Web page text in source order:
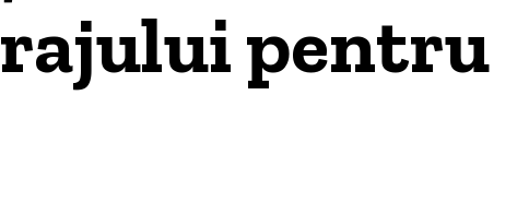
pentru